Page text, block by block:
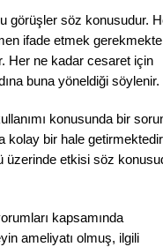
görüşler söz konusudur.
ifade etmek
Her ne kadar cesaret için
buna yöneldiği söylenir.
konusunda bir
kolay bir hale
üzerinde etkisi söz
kapsamında
ameliyatı olmuş, ilgili